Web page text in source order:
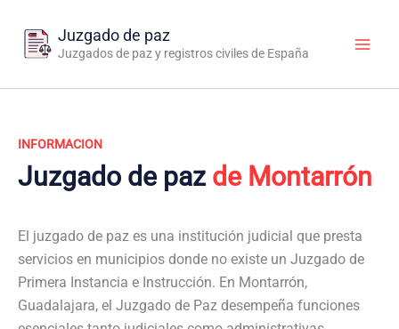
contenido
Juzgado de paz
Juzgados de paz y registros civiles de España
INFORMACION
Juzgado de paz de Montarrón
El juzgado de paz es una institución judicial que presta
servicios en municipios donde no existe un Juzgado de
Primera Instancia e Instrucción. En Montarrón,
Guadalajara, el Juzgado de Paz desempeña funciones